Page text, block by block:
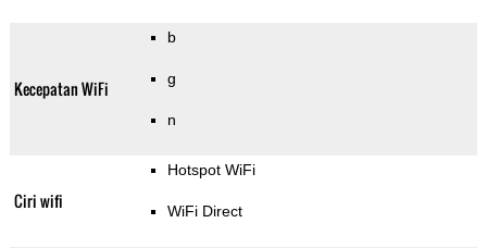
Kecepatan WiFi
b
g
n
Ciri wifi
Hotspot WiFi
WiFi Direct